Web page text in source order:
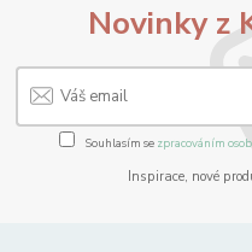
Novinky z
Souhlasím se zpracováním
Inspirace, nové